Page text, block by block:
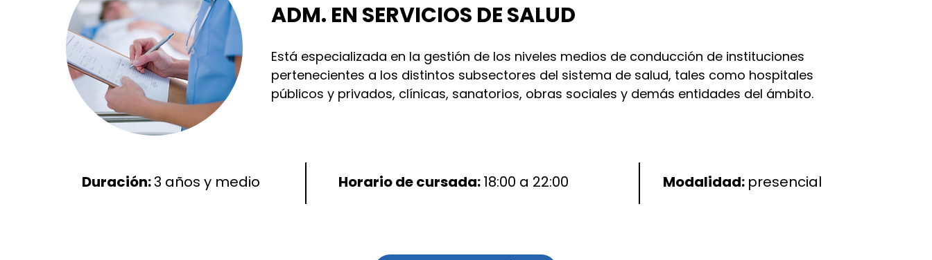
ADM. EN SERVICIOS DE SALUD
Está especializada en la gestión de los niveles medios de conducción de instituciones
pertenecientes a los distintos subsectores del sistema de salud, tales como hospitales
públicos y privados, clínicas, sanatorios, obras sociales y demás entidades del ámbito.
Duración:3 años y medio Horario de cursada:18:00 a 22:00 Modalidad: presencial